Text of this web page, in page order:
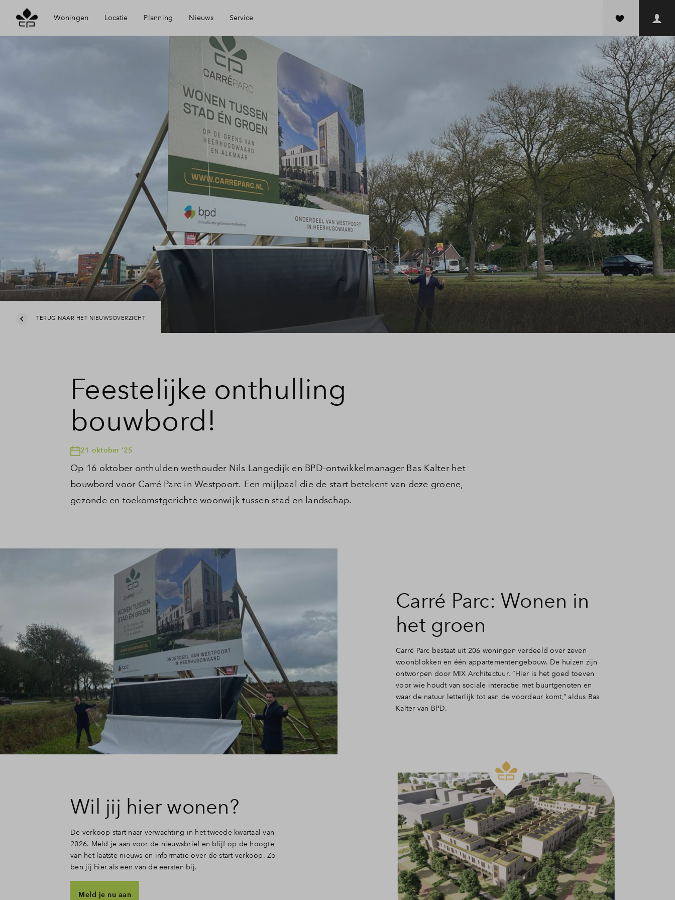
Woningen Locatie
Heerhugowaard
Planning Nieuws Service
Mijn Eigen Huis
Financiele check
Financiering
Toewijzing
Woning kopen
Leeswijzer
Veelgestelde vragen
TERUG NAAR HET NIEUWSOVERZICHT
Feestelijke onthulling
bouwbord!
21 oktober '25
Op 16 oktober onthulden wethouder Nils Langedijk en BPD-ontwikkelmanager Bas Kalter het
bouwbord voor Carré Parc in Westpoort. Een mijlpaal die de start betekent van deze groene,
gezonde en toekomstgerichte woonwijk tussen stad en landschap.
Carré Parc: Wonen in
het groen
Carré Parc bestaat uit 206 woningen verdeeld over zeven
woonblokken en één appartementengebouw. De huizen zijn
ontworpen door MIX Architectuur. “Hier is het goed toeven
voor wie houdt van sociale interactie met buurtgenoten en
waar de natuur letterlijk tot aan de voordeur komt,” aldus Bas
Kalter van BPD.
Wil jij hier wonen?
De verkoop start naar verwachting in het tweede kwartaal van
2026. Meld je aan voor de nieuwsbrief en blijf op de hoogte
van het laatste nieuws en informatie over de start verkoop. Zo
ben jij hier als een van de eersten bij.
Meld je nu aan